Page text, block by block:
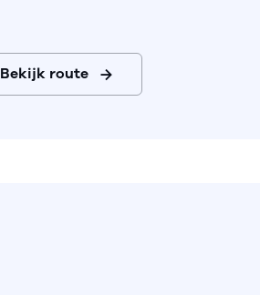
Bekijk route